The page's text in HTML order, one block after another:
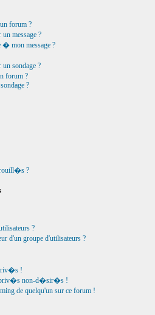
forum ?
message ?
� mon message ?
sondage ?
forum ?
?
?
?
d'un groupe d'utilisateurs ?
!
priv�s non-d�sir�s !
de quelqu'un sur ce forum !